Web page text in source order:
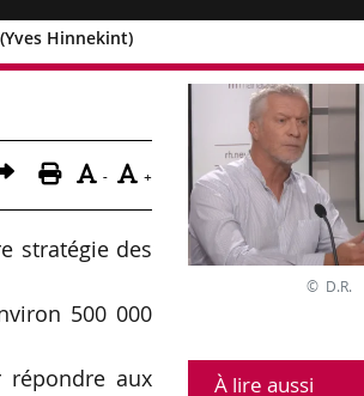
Hinnekint)
de
- +
stratégie des
500 000
aux
© D.R.
À lire aussi